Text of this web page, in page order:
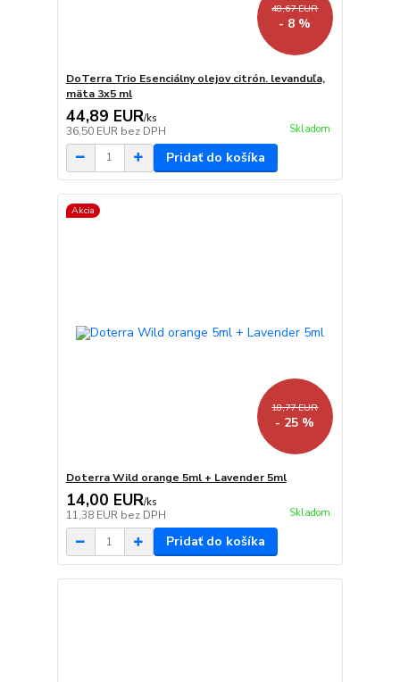
48,67 EUR
- 8 %
DoTerra Trio Esenciálny olejov citrón. levanduľa,
mäta 3x5 ml
44,89 EUR/ks
36,50 EUR bez DPH Skladom
Pridať do košíka
Akcia
18,77 EUR
- 25 %
Doterra Wild orange 5ml + Lavender 5ml
14,00 EUR/ks
11,38 EUR bez DPH Skladom
Pridať do košíka